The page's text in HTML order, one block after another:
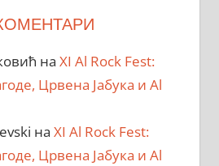
на XI Al Rock Fest:
Црвена Јабука и Al
на XI Al Rock Fest:
Црвена Јабука и Al